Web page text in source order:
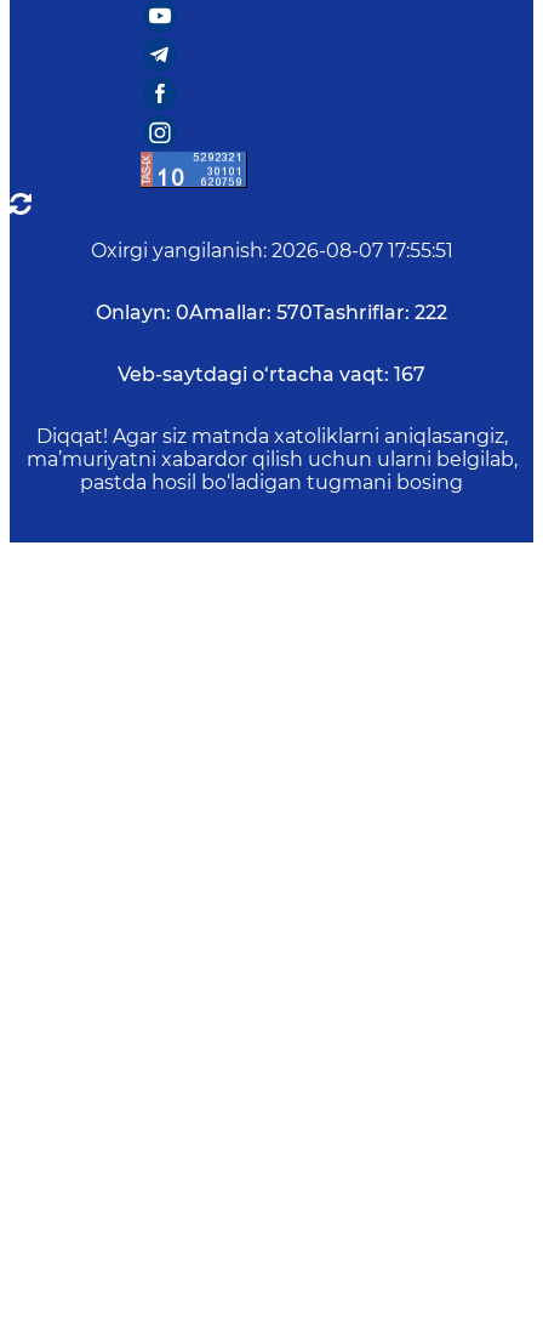
Oxirgi yangilanish: 2026-08-07 17:55:51
Onlayn: 0Amallar: 570Tashriflar: 222
Veb-saytdagi o‘rtacha vaqt: 167
Diqqat! Agar siz matnda xatoliklarni aniqlasangiz,
ma’muriyatni xabardor qilish uchun ularni belgilab,
pastda hosil bo‘ladigan tugmani bosing